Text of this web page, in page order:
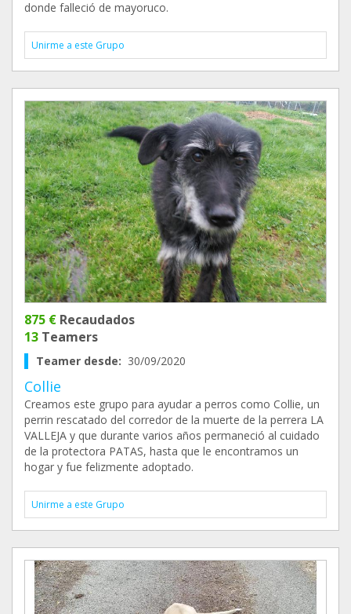
donde falleció de mayoruco.
Unirme a este Grupo
875 € Recaudados
13 Teamers
Teamer desde: 30/09/2020
Collie
Creamos este grupo para ayudar a perros como Collie, un
perrin rescatado del corredor de la muerte de la perrera LA
VALLEJA y que durante varios años permaneció al cuidado
de la protectora PATAS, hasta que le encontramos un
hogar y fue felizmente adoptado.
Unirme a este Grupo